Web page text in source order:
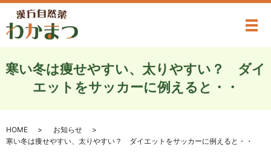
メ
寒い冬は痩せやすい、太りやすい？ ダイ
エットをサッカーに例えると・・
HOME
お知らせ
寒い冬は痩せやすい、太りやすい？ ダイエットをサッカーに例えると・・